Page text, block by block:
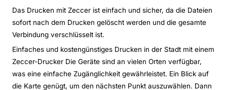
Das Drucken mit Zeccer ist einfach und sicher, da die Dateien
sofort nach dem Drucken gelöscht werden und die gesamte
Verbindung verschlüsselt ist.
Einfaches und kostengünstiges Drucken in der Stadt mit einem
Zeccer-Drucker Die Geräte sind an vielen Orten verfügbar,
was eine einfache Zugänglichkeit gewährleistet. Ein Blick auf
die Karte genügt, um den nächsten Punkt auszuwählen. Dann